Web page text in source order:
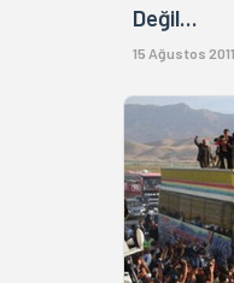
Değil...
15 Ağustos 2011